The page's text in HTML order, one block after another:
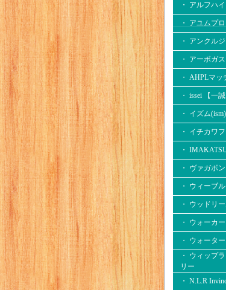
・ アルフハイ
・ アユムプ
・ アンクル
・ アーボガス
・ AHPLマ
・ issei 【一誠
・ イズム(ism)
・ イチカワ
・
・ ヴァガボ
・ ウィーブル
・ ウッドリ
・ ウォーカ
・ ウォータ
・ ウィップ
リー
・ N.L.R